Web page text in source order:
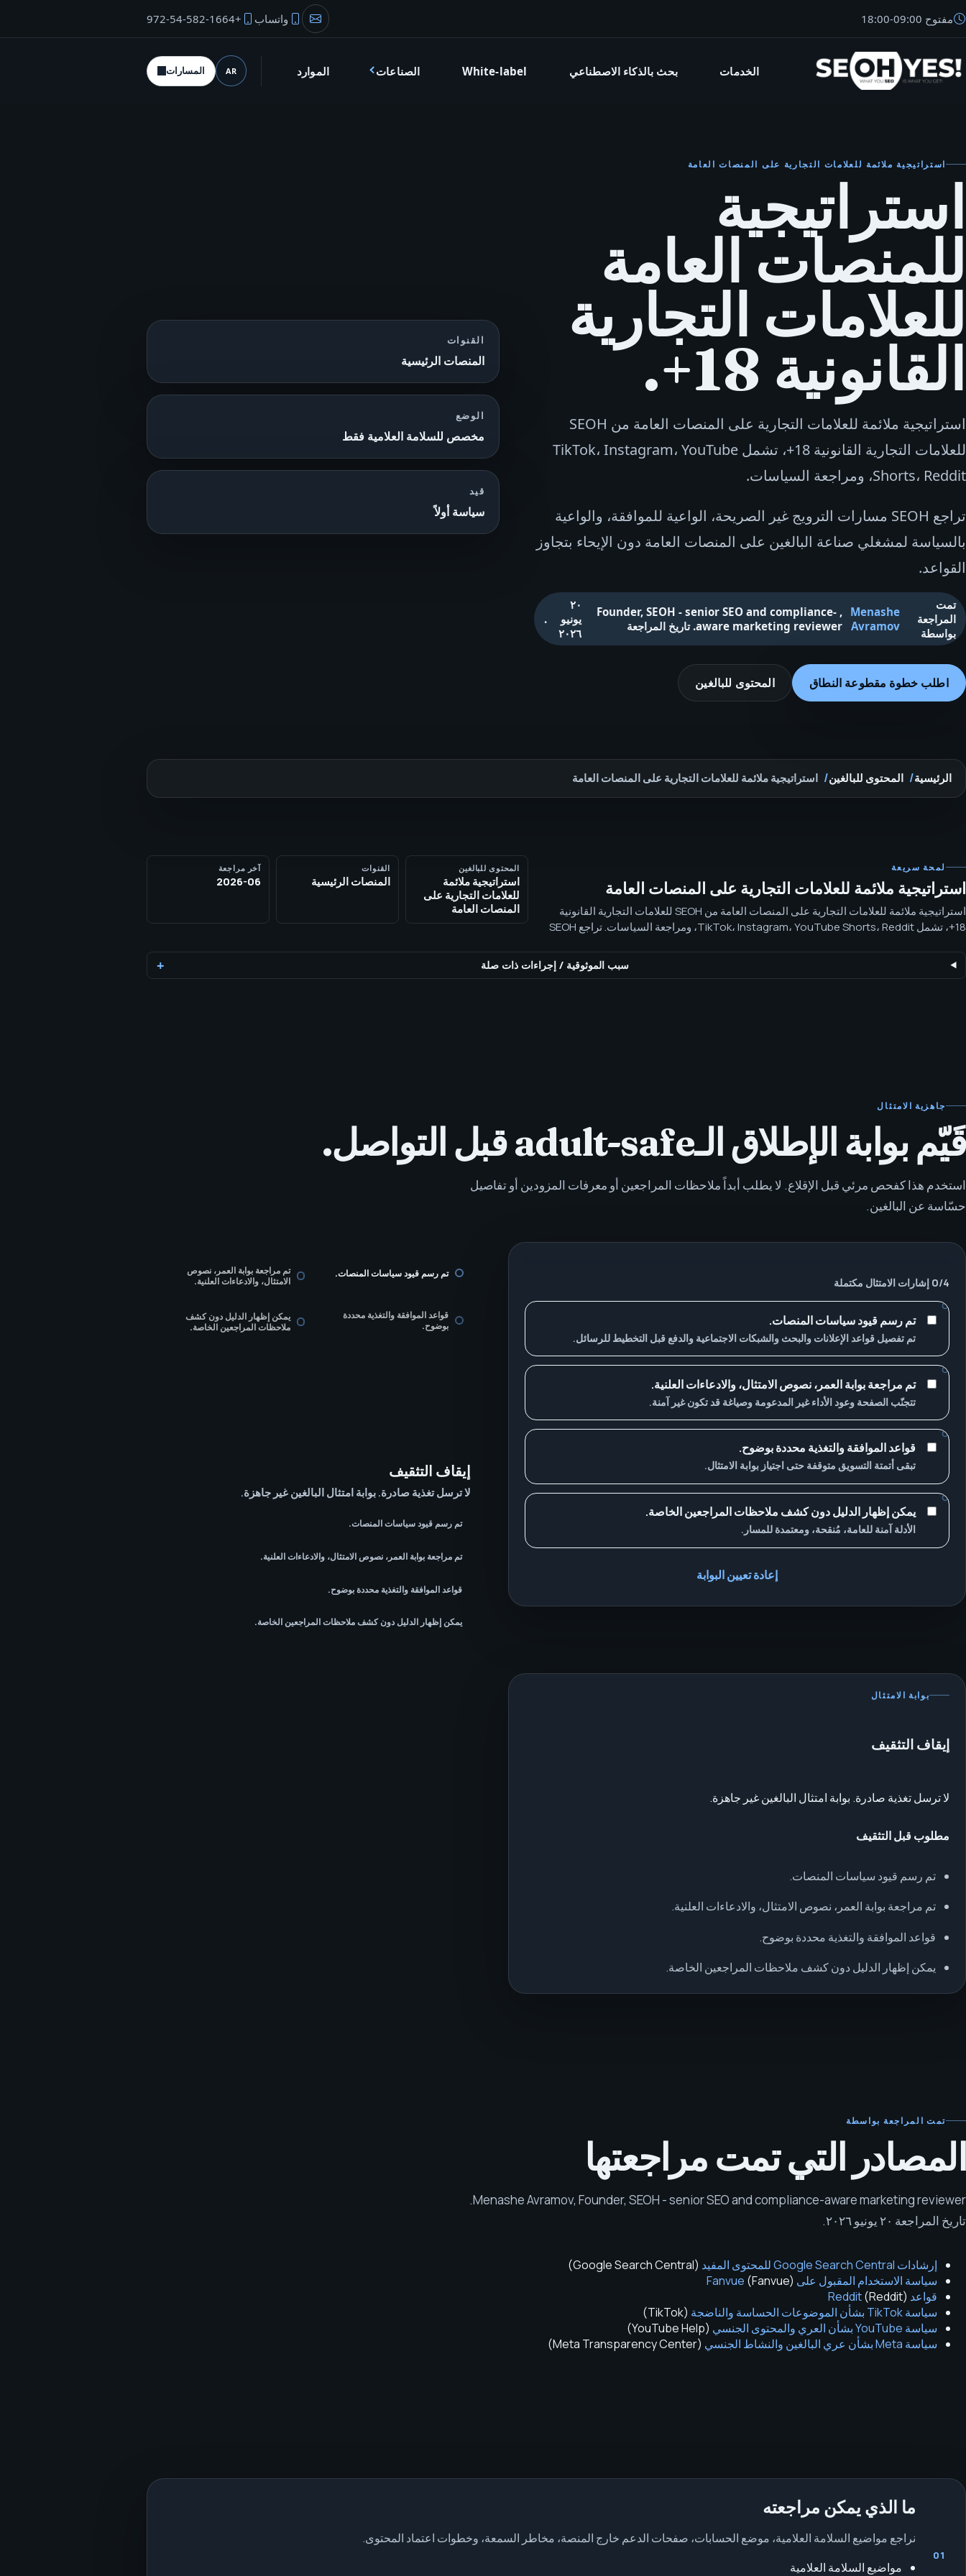
مفتوح 09:00
-
18:00 بريد المؤسس
واتساب +972-54-582-1664
SEOH الخدمات بحث بالذكاء الاصطناعي White-label الصناعات الموارد اللغة (desktop)
AR المسارات
استراتيجية ملائمة للعلامات التجارية على المنصات العامة
استراتيجية
للمنصات العامة
للعلامات التجارية
القانونية 18+.
استراتيجية ملائمة للعلامات التجارية على المنصات العامة من SEOH
للعلامات التجارية القانونية 18+، تشمل TikTok، Instagram، YouTube
Shorts، Reddit، ومراجعة السياسات.
تراجع SEOH مسارات الترويج غير الصريحة، الواعية للموافقة، والواعية
بالسياسة لمشغلي صناعة البالغين على المنصات العامة دون الإيحاء بتجاوز
القواعد.
تمت
المراجعة
بواسطة
Menashe
Avramov
,
Founder, SEOH - senior SEO and compliance-
aware marketing reviewer
.تاريخ المراجعة
٢٠
يونيو
٢٠٢٦
.
اطلب خطوة مقطوعة النطاق المحتوى للبالغين
القنوات
المنصات الرئيسية
الوضع
مخصص للسلامة العلامية فقط
قيد
سياسة أولاً
الرئيسية المحتوى للبالغين استراتيجية ملائمة للعلامات التجارية على المنصات العامة
لمحة سريعة
استراتيجية ملائمة للعلامات التجارية على المنصات العامة
استراتيجية ملائمة للعلامات التجارية على المنصات العامة من SEOH للعلامات التجارية القانونية
18+، تشمل TikTok، Instagram، YouTube Shorts، Reddit، ومراجعة السياسات. تراجع SEOH
المنصات العامة دون الإيحاء بتجاوز القواعد.
المحتوى للبالغين
استراتيجية ملائمة
للعلامات التجارية على
المنصات العامة
القنوات
المنصات الرئيسية
آخر مراجعة
2026-06
سبب الموثوقية /إجراءات ذات صلة
جاهزية الامتثال
قَيّم بوابة الإطلاق الـadult-safe قبل التواصل.
استخدم هذا كفحص مرئي قبل الإقلاع. لا يطلب أبداً ملاحظات المراجعين أو معرفات المزودين أو تفاصيل
حسّاسة عن البالغين.
0/4 إشارات الامتثال مكتملة
تم رسم قيود سياسات المنصات.
تم تفصيل قواعد الإعلانات والبحث والشبكات الاجتماعية والدفع قبل التخطيط للرسائل.
تم مراجعة بوابة العمر، نصوص الامتثال، والادعاءات العلنية.
تتجنّب الصفحة وعود الأداء غير المدعومة وصياغة قد تكون غير آمنة.
قواعد الموافقة والتغذية محددة بوضوح.
تبقى أتمتة التسويق متوقفة حتى اجتياز بوابة الامتثال.
يمكن إظهار الدليل دون كشف ملاحظات المراجعين الخاصة.
الأدلة آمنة للعامة، مُنقحة، ومعتمدة للمسار.
إعادة تعيين البوابة
تم رسم قيود سياسات المنصات.
تم مراجعة بوابة العمر، نصوص
الامتثال، والادعاءات العلنية.
قواعد الموافقة والتغذية محددة
بوضوح.
يمكن إظهار الدليل دون كشف
ملاحظات المراجعين الخاصة.
إيقاف التثقيف
لا ترسل تغذية صادرة. بوابة امتثال البالغين غير جاهزة.
تم رسم قيود سياسات المنصات.
تم مراجعة بوابة العمر، نصوص الامتثال، والادعاءات العلنية.
قواعد الموافقة والتغذية محددة بوضوح.
يمكن إظهار الدليل دون كشف ملاحظات المراجعين الخاصة.
بوابة الامتثال
إيقاف التثقيف
لا ترسل تغذية صادرة. بوابة امتثال البالغين غير جاهزة.
مطلوب قبل التثقيف
تم رسم قيود سياسات المنصات.
تم مراجعة بوابة العمر، نصوص الامتثال، والادعاءات العلنية.
قواعد الموافقة والتغذية محددة بوضوح.
يمكن إظهار الدليل دون كشف ملاحظات المراجعين الخاصة.
تمت المراجعة بواسطة
المصادر التي تمت مراجعتها
Menashe Avramov, Founder, SEOH - senior SEO and compliance-aware marketing reviewer
.
تاريخ المراجعة ٢٠ يونيو ٢٠٢٦ .
إرشادات Google Search Central للمحتوى المفيد (
Google Search Central
)
سياسة الاستخدام المقبول على Fanvue
(Fanvue)
قواعد Reddit
(Reddit)
سياسة TikTok بشأن الموضوعات الحساسة والناضجة
(
TikTok
)
سياسة YouTube بشأن العري والمحتوى الجنسي
(
YouTube Help
)
سياسة Meta بشأن عري البالغين والنشاط الجنسي
(
Meta Transparency Center
)
01
ما الذي يمكن مراجعته
نراجع مواضيع السلامة العلامية، موضع الحسابات، صفحات الدعم خارج المنصة، مخاطر السمعة، وخطوات اعتماد المحتوى.
مواضيع السلامة العلامية